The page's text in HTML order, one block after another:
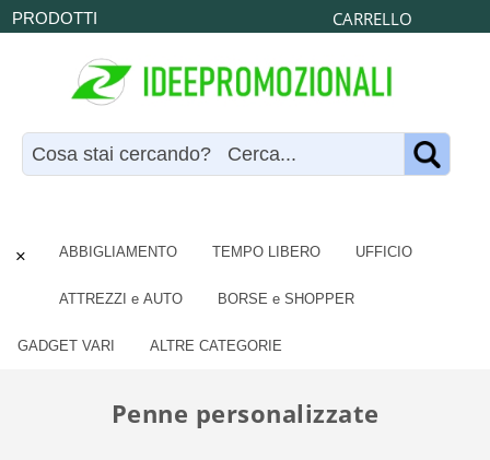
CARRELLO
× ABBIGLIAMENTO TEMPO LIBERO UFFICIO
ATTREZZI e AUTO BORSE e SHOPPER
GADGET VARI ALTRE CATEGORIE
PRODOTTI
Penne personalizzate